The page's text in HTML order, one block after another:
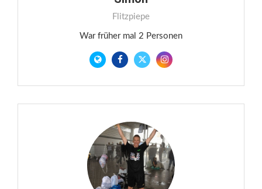
Flitzpiepe
War früher mal 2 Personen